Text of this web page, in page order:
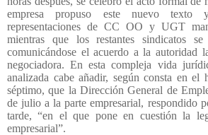
empresa propuso este nuevo texto
representaciones de CC OO y UGT
mientras que los restantes sindicatos
comunicándose el acuerdo a la autoridad
negociadora. En esta compleja vida
analizada cabe añadir, según consta en el
séptimo, que la Dirección General de
de julio a la parte empresarial, respondido
tarde, “en el que pone en cuestión la
empresarial”.